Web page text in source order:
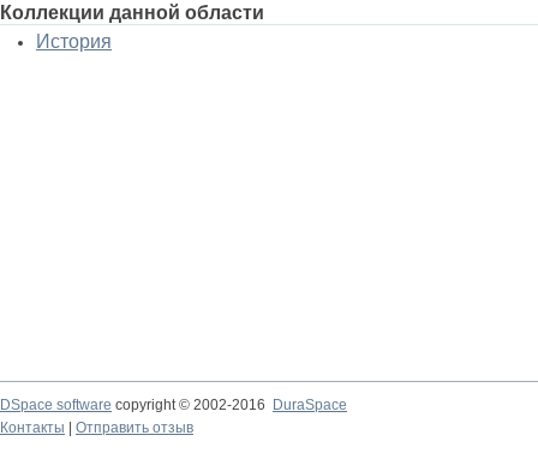
Коллекции данной области
История
DSpace software copyright © 2002-2016
DuraSpace
Контакты
Отправить отзыв